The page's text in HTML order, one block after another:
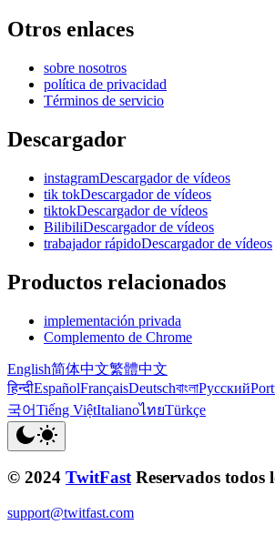
Otros enlaces
sobre nosotros
política de privacidad
Términos de servicio
Descargador
instagramDescargador de vídeos
tik tokDescargador de vídeos
tiktokDescargador de vídeos
BilibiliDescargador de vídeos
trabajador rápidoDescargador de vídeos
Productos relacionados
implementación privada
Complemento de Chrome
English简体中文繁體中文
हिन्दीEspañolFrançaisDeutschবাংলাРусский
국어Tiếng ViệtItalianoไทยTürkçe
© 2024 TwitFast Reservados todos
support@twitfast.com